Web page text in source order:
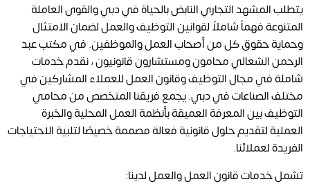
يتطلب المشهد التجاري النابض بالحياة في دبي والقوى العاملة
المتنوعة فهماً شاملاً لقوانين التوظيف والعمل لضمان الامتثال
وحماية حقوق كل من أصحاب العمل والموظفين. في مكتب عبد
الرحمن الشعالي محامون ومستشارون قانونيون ، نقدم خدمات
شاملة في مجال التوظيف وقانون العمل للعملاء المشاركين في
مختلف الصناعات في دبي. يجمع فريقنا المتخصص من محامي
التوظيف بين المعرفة العميقة بأنظمة العمل المحلية والخبرة
العملية لتقديم حلول قانونية فعالة مصممة خصيصًا لتلبية الاحتياجات
الفريدة لعملائنا.
تشمل خدمات قانون العمل والعمل لدينا: